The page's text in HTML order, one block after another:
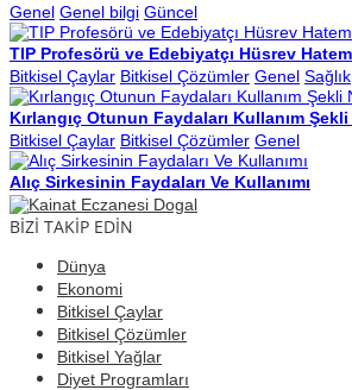
Genel Genel bilgi Güncel
TIP Profesörü ve Edebiyatçı Hüsrev
Bitkisel Çaylar Bitkisel Çözümler Genel Sağlık
Kırlangıç Otunun Faydaları Kullanım
Bitkisel Çaylar Bitkisel Çözümler Genel
Alıç Sirkesinin Faydaları Ve Kullanımı
BİZİ TAKİP EDİN
Dünya
Ekonomi
Bitkisel Çaylar
Bitkisel Çözümler
Bitkisel Yağlar
Diyet Programları